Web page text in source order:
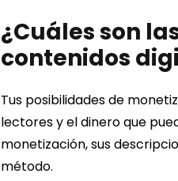
¿Cuáles son
contenidos
Tus posibilidades de
lectores y el dinero que
monetización, sus
método.